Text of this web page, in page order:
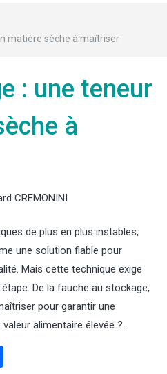
matière sèche à maîtriser
: une teneur
à
CREMONINI
de plus en plus instables,
une solution fiable pour
Mais cette technique exige
De la fauche au stockage,
pour garantir une
alimentaire élevée ?…